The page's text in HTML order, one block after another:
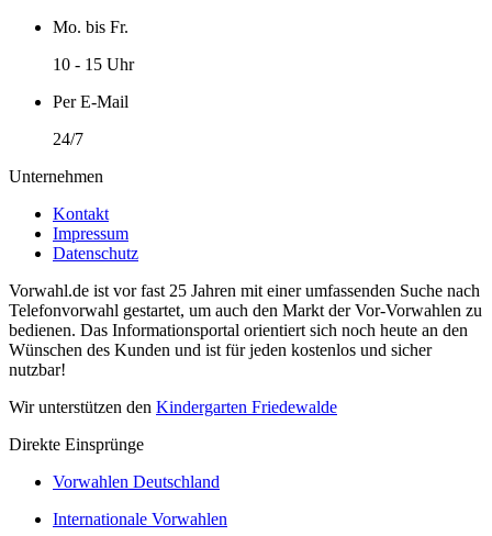
Mo. bis Fr.
10 - 15 Uhr
Per E-Mail
24/7
Unternehmen
Kontakt
Impressum
Datenschutz
Vorwahl.de ist vor fast 25 Jahren mit einer umfassenden Suche nach
Telefonvorwahl gestartet, um auch den Markt der Vor-Vorwahlen zu
bedienen. Das Informationsportal orientiert sich noch heute an den
Wünschen des Kunden und ist für jeden kostenlos und sicher
nutzbar!
Wir unterstützen den Kindergarten Friedewalde
Direkte Einsprünge
Vorwahlen Deutschland
Internationale Vorwahlen